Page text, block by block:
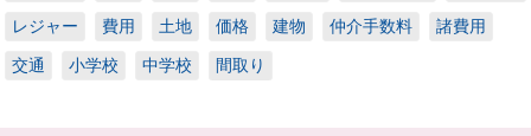
レジャー 費用 土地 価格 建物 仲介手数料 諸費用
交通 小学校 中学校 間取り